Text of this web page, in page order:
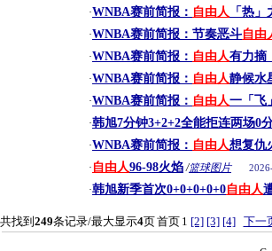
·WNBA赛前简报： 自由人 「热
·WNBA赛前简报：节奏恶斗自由
·WNBA赛前简报： 自由人有力摘
·WNBA赛前简报： 自由人静候水
·WNBA赛前简报： 自由人一「飞
·韩旭7分钟3+2+2全能拒连两场0
·WNBA赛前简报： 自由人想复仇
· 自由人96-98火焰 /篮球图片
·韩旭新季首次0+0+0+0+0自由人
共找到 249条记录/最大显示4页首页 1 [2] [3] [4] 下一